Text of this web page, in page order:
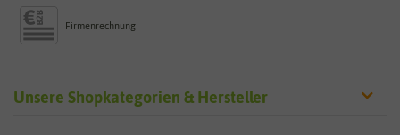
Firmenrechnung
Unsere Shopkategorien & Hersteller